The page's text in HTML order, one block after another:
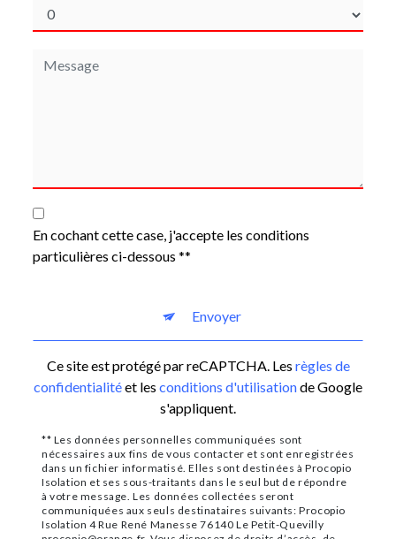
En cochant cette case, j'accepte les conditions
particulières ci-dessous **
Envoyer
Ce site est protégé par reCAPTCHA. Les règles de
confidentialitéet les conditions d'utilisationde Google
s'appliquent.
** Les données personnelles communiquées sont
nécessaires aux fins de vous contacter et sont enregistrées
dans un fichier informatisé. Elles sont destinées à Procopio
Isolation et ses sous-traitants dans le seul but de répondre
à votre message. Les données collectées seront
communiquées aux seuls destinataires suivants: Procopio
Isolation 4 Rue René Manesse 76140 Le Petit-Quevilly